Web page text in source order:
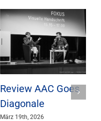
Review AAC Goes
Diagonale
März 19th, 2026